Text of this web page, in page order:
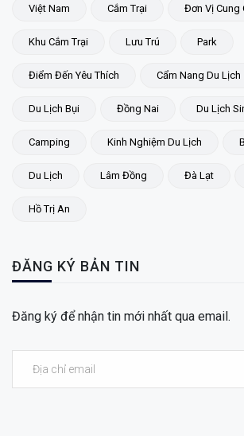
Việt Nam Cắm Trại Đơn Vị Cung
Khu Cắm Trại Lưu Trú Park
Điểm Đến Yêu Thích Cẩm Nang Du Lịch
Du Lịch Bụi Đồng Nai Du Lịch
Camping Kinh Nghiệm Du Lịch
Du Lịch Lâm Đồng Đà Lạt
Hồ Trị An
ĐĂNG KÝ BẢN TIN
Đăng ký để nhận tin mới nhất qua email.